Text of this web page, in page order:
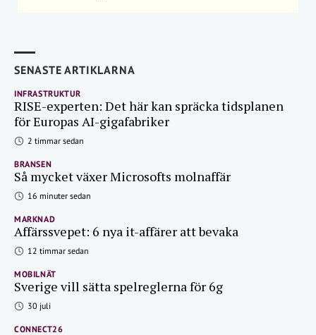
SENASTE ARTIKLARNA
INFRASTRUKTUR
RISE-experten: Det här kan spräcka tidsplanen
för Europas AI-gigafabriker
2 timmar sedan
BRANSEN
Så mycket växer Microsofts molnaffär
16 minuter sedan
MARKNAD
Affärssvepet: 6 nya it-affärer att bevaka
12 timmar sedan
MOBILNÄT
Sverige vill sätta spelreglerna för 6g
30 juli
CONNECT26